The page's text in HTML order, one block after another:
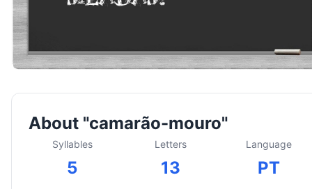
About "camarão-mouro"
Syllables
5
Letters
13
Language
PT